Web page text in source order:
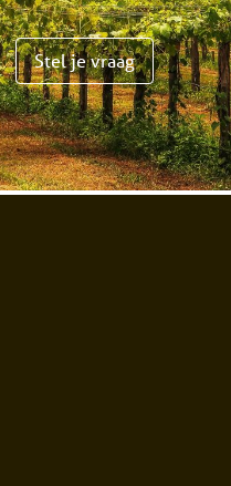
Stel je vraag